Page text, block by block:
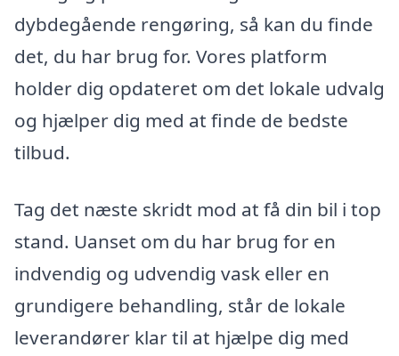
dybdegående rengøring, så kan du finde
det, du har brug for. Vores platform
holder dig opdateret om det lokale udvalg
og hjælper dig med at finde de bedste
tilbud.
Tag det næste skridt mod at få din bil i top
stand. Uanset om du har brug for en
indvendig og udvendig vask eller en
grundigere behandling, står de lokale
leverandører klar til at hjælpe dig med